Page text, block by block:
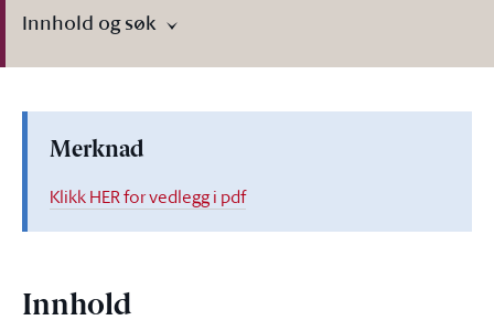
Innhold og søk
Merknad
Klikk HER for vedlegg i pdf
Innhold